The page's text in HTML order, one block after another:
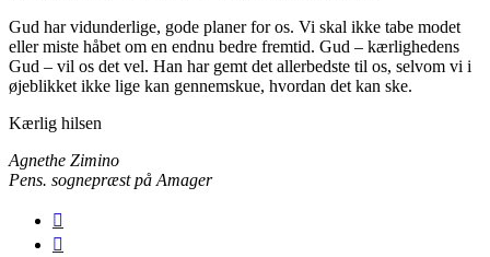
Gud har vidunderlige, gode planer for os. Vi skal ikke tabe modet
eller miste håbet om en endnu bedre fremtid. Gud – kærlighedens
Gud – vil os det vel. Han har gemt det allerbedste til os, selvom vi i
øjeblikket ikke lige kan gennemskue, hvordan det kan ske.
Kærlig hilsen
Agnethe Zimino
Pens. sognepræst på Amager